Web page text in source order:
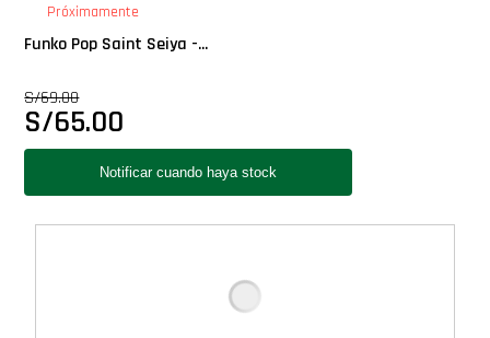
Próximamente
Funko Pop Saint Seiya -...
S/69.00
S/65.00